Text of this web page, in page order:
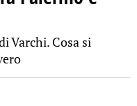
Varchi. Cosa si